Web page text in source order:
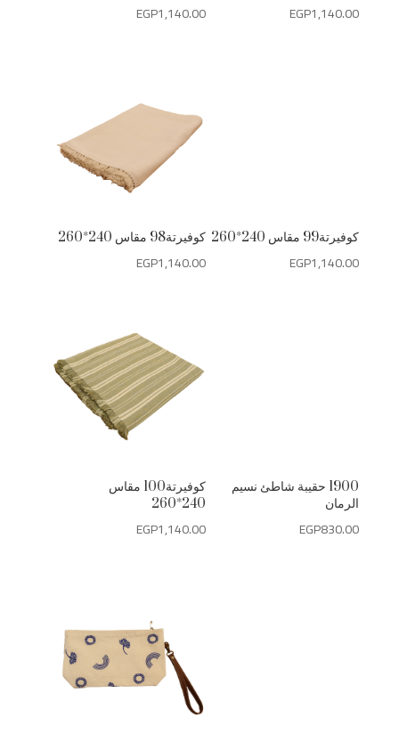
EGP1,140.00 EGP1,140.00
كوفيرتة98 مقاس 240*260
EGP1,140.00
كوفيرتة99 مقاس 240*260
EGP1,140.00
كوفيرتة100 مقاس
240*260
EGP1,140.00
1900 حقيبة شاطئ نسيم
الرمان
EGP830.00